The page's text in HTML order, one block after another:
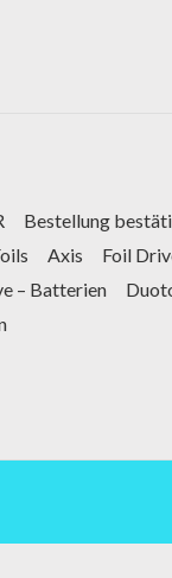
Bestellung
Axis Foil
– Batterien